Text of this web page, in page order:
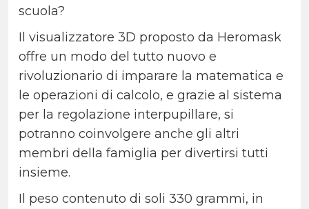
scuola?
Il visualizzatore 3D proposto da Heromask
offre un modo del tutto nuovo e
rivoluzionario di imparare la matematica e
le operazioni di calcolo, e grazie al sistema
per la regolazione interpupillare, si
potranno coinvolgere anche gli altri
membri della famiglia per divertirsi tutti
insieme.
Il peso contenuto di soli 330 grammi, in